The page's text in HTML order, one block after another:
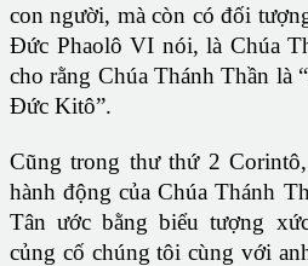
con người, mà còn có đối
Đức Phaolô VI nói, là Chúa
cho rằng Chúa Thánh Thần là
Đức Kitô”.
Cũng trong thư thứ 2
hành động của Chúa Thánh
Tân ước bằng biểu tượng
củng cố chúng tôi cùng với